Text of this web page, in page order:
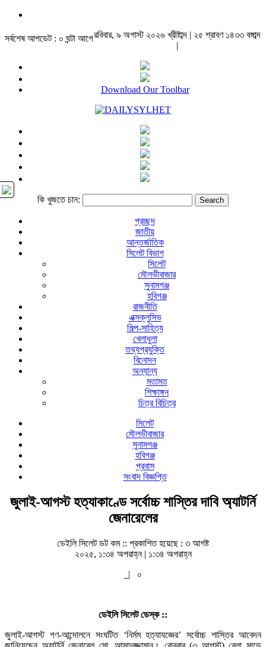
সর্বশেষ আপডেট : ০ ঘন্টা আগেরবিবার, ৯ অগাস্ট ২০২৬ খ্রীষ্টাব্দ | ২৫ শ্রাবণ ১৪৩৩ বঙ্গাব্দ
|
Download Our Toolbar
কি খুজতে চান:
প্রচ্ছদ
জাতীয়
আন্তর্জাতিক
সিলেট বিভাগ
সিলেট
মৌলভীবাজার
সুনামগঞ্জ
হবিগঞ্জ
রাজনীতি
এক্সক্লুসিভ
শিল্প-সাহিত্য
খেলাধুলা
তথ্যপ্রযুক্তি
বিনোদন
অন্যান্য
মতামত
শিক্ষাঙ্গন
চিত্র বিচিত্র
সিলেট
মৌলভীবাজার
সুনামগঞ্জ
হবিগঞ্জ
প্রবাস
সংবাদ বিজ্ঞপ্তি
জুলাই-আগস্ট হত্যাকাণ্ডে সর্বোচ্চ শাস্তির দাবি অ্যাটর্নি
জেনারেলের
ডেইলি সিলেট ডট কম :: প্রকাশিত হয়েছে : ৩ আগষ্ট
২০২৫, ১:৩৪ অপরাহ্ন | ১:৩৪ অপরাহ্ন
|
০
ডেইলি সিলেট ডেস্ক ::
জুলাই-আগস্ট গণ-আন্দোলনে সংঘটিত ‘নির্মম হত্যাযজ্ঞের’ সর্বোচ্চ শাস্তির আবেদন